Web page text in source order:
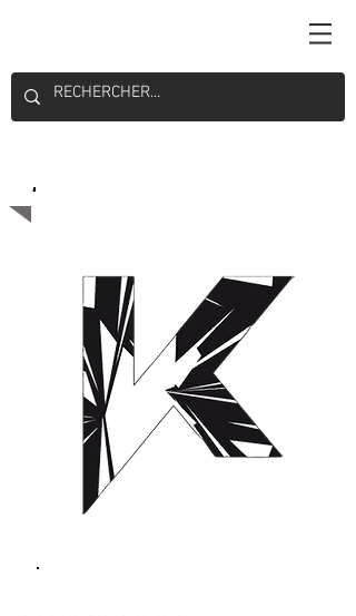
Majoritaire belge